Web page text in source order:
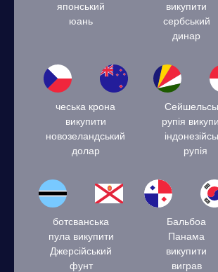
японський
юань
викупити
сербський
динар
чеська крона
викупити
новозеландський
долар
рупія
рупія
ботсванська
пула викупити
Джерсійський
фунт
Бальбоа
Панама
викупити
виграв